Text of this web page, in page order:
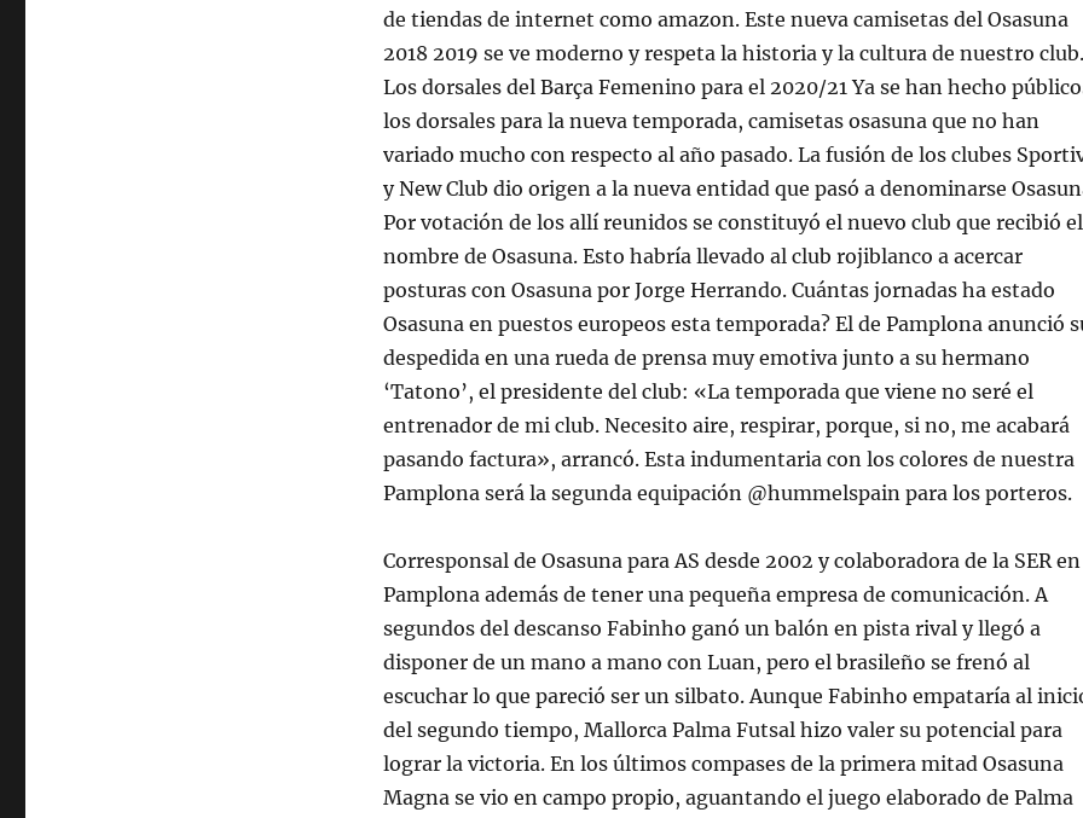
de tiendas de internet como amazon. Este nueva camisetas del Osasuna
2018 2019 se ve moderno y respeta la historia y la cultura de nuestro club.
Los dorsales del Barça Femenino para el 2020/21 Ya se han hecho
los dorsales para la nueva temporada, camisetas osasuna que no han
variado mucho con respecto al año pasado. La fusión de los clubes
y New Club dio origen a la nueva entidad que pasó a denominarse
Por votación de los allí reunidos se constituyó el nuevo club que recibió el
nombre de Osasuna. Esto habría llevado al club rojiblanco a acercar
posturas con Osasuna por Jorge Herrando. Cuántas jornadas ha estado
Osasuna en puestos europeos esta temporada? El de Pamplona anunció
despedida en una rueda de prensa muy emotiva junto a su hermano
‘Tatono’, el presidente del club: «La temporada que viene no seré el
entrenador de mi club. Necesito aire, respirar, porque, si no, me acabará
pasando factura», arrancó. Esta indumentaria con los colores de nuestra
Pamplona será la segunda equipación @hummelspain para los porteros.
Corresponsal de Osasuna para AS desde 2002 y colaboradora de la SER en
Pamplona además de tener una pequeña empresa de comunicación. A
segundos del descanso Fabinho ganó un balón en pista rival y llegó a
disponer de un mano a mano con Luan, pero el brasileño se frenó al
escuchar lo que pareció ser un silbato. Aunque Fabinho empataría al
del segundo tiempo, Mallorca Palma Futsal hizo valer su potencial para
lograr la victoria. En los últimos compases de la primera mitad Osasuna
Magna se vio en campo propio, aguantando el juego elaborado de Palma